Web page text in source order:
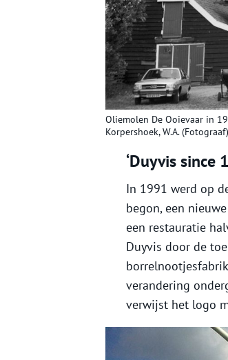
Oliemolen De Ooievaar in
Korpershoek, W.A. (Fotograaf)
‘Duyvis since
In 1991 werd op
begon, een
een restauratie
Duyvis door de
verandering
verwijst het logo